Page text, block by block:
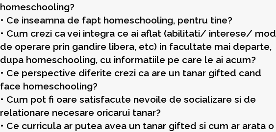
homeschooling?
• Ce inseamna de fapt homeschooling, pentru tine?
• Cum crezi ca vei integra ce ai aflat (abilitati/ interese/ mod
de operare prin gandire libera, etc) in facultate mai departe,
dupa homeschooling, cu informatiile pe care le ai acum?
• Ce perspective diferite crezi ca are un tanar gifted cand
face homeschooling?
• Cum pot fi oare satisfacute nevoile de socializare si de
relationare necesare oricarui tanar?
• Ce curricula ar putea avea un tanar gifted si cum ar arata o